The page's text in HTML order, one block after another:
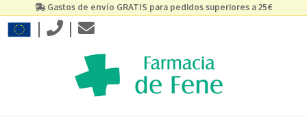
Gastos de envío GRATIS para pedidos superiores a 25€
| |